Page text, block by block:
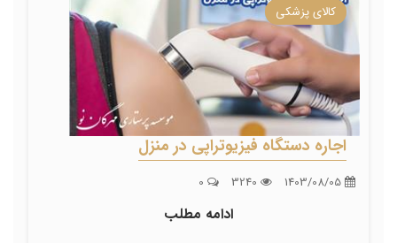
کالای پزشکی
اجاره دستگاه فیزیوتراپی در منزل
ادامه مطلب